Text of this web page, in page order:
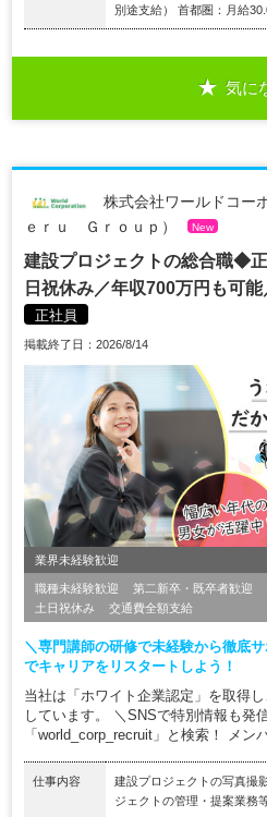
別途支給） 首都圏：月給
気に
株式会社ワールドコー
ｅｒｕ Ｇｒｏｕｐ）
New
建設プロジェクトの総合職◆
日祝休み／年収700万円も可
正社員
掲載終了日：2026/8/14
業界未経験歓迎
職種未経験歓迎 第二新卒・既卒者歓迎
土日祝休み
交通費全額支給
＼専門講師の研修で未経験から徹底
でキャリアをリスタートしよう！
当社は「ホワイト企業認定」を取得
しています。 ＼SNSで特別情報も発
「world_corp_recruit」と検索！ メン
仕事内容
建設プロジェクトの写真撮
ジェクトの管理・提案業